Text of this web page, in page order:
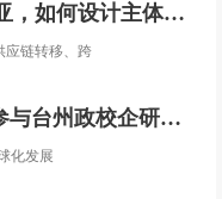
架构？——对话汇智集团
应链转移、跨
力浙企搭建跨境投资合规框架
化发展